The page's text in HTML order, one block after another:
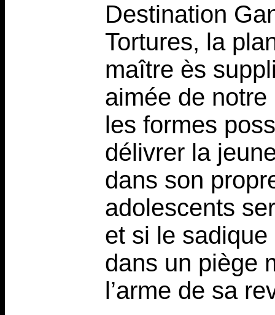
Destination
Tortures, la
maître ès
aimée de
les formes
délivrer la
dans son
adolescents
et si le
dans un piège
l’arme de sa